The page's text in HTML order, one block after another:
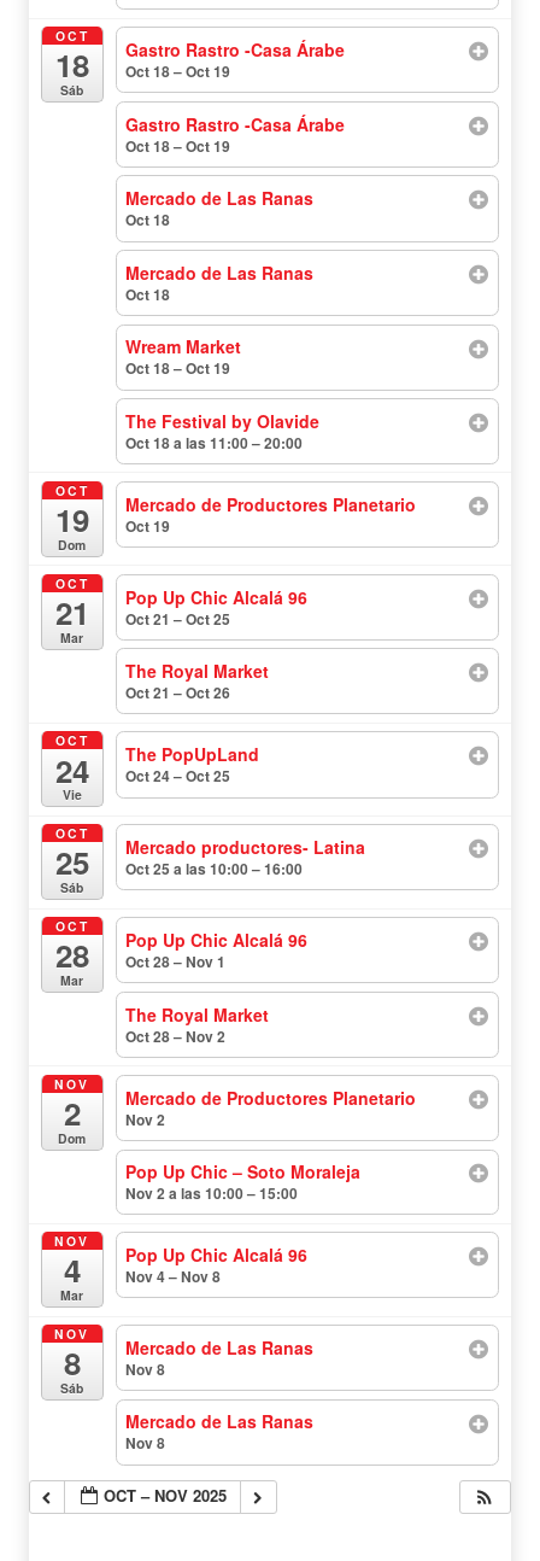
OCT
18
Sáb
Gastro Rastro -Casa Árabe
Oct 18 – Oct 19
Gastro Rastro -Casa Árabe
Oct 18 – Oct 19
Mercado de Las Ranas
Oct 18
Mercado de Las Ranas
Oct 18
Wream Market
Oct 18 – Oct 19
The Festival by Olavide
Oct 18 a las 11:00 – 20:00
OCT
19
Dom
Mercado de Productores Planetario
Oct 19
OCT
21
Mar
Pop Up Chic Alcalá 96
Oct 21 – Oct 25
The Royal Market
Oct 21 – Oct 26
OCT
24
Vie
The PopUpLand
Oct 24 – Oct 25
OCT
25
Sáb
Mercado productores- Latina
Oct 25 a las 10:00 – 16:00
OCT
28
Mar
Pop Up Chic Alcalá 96
Oct 28 – Nov 1
The Royal Market
Oct 28 – Nov 2
NOV
2
Dom
Mercado de Productores Planetario
Nov 2
Pop Up Chic – Soto Moraleja
Nov 2 a las 10:00 – 15:00
NOV
4
Mar
Pop Up Chic Alcalá 96
Nov 4 – Nov 8
NOV
8
Sáb
Mercado de Las Ranas
Nov 8
Mercado de Las Ranas
Nov 8
OCT – NOV 2025